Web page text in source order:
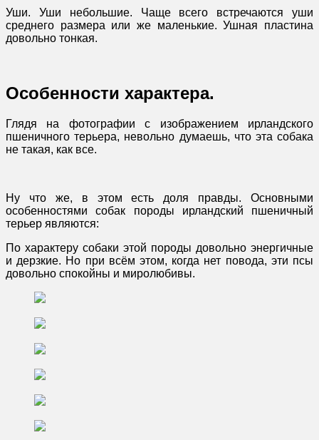
Уши. Уши небольшие. Чаще всего встречаются уши
среднего размера или же маленькие. Ушная пластина
довольно тонкая.
Особенности характера.
Глядя на фотографии с изображением ирландского
пшеничного терьера, невольно думаешь, что эта собака
не такая, как все.
Ну что же, в этом есть доля правды. Основными
особенностями собак породы ирландский пшеничный
терьер являются:
По характеру собаки этой породы довольно энергичные
и дерзкие. Но при всём этом, когда нет повода, эти псы
довольно спокойны и миролюбивы.